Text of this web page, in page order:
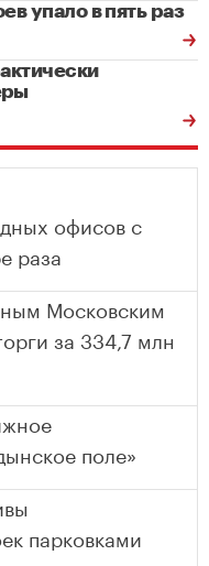
упало в пять раз
офисов с
раза
Московским
за 334,7 млн
поле»
парковками